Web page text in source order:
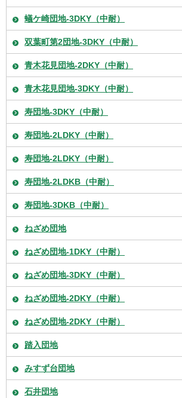
蟻ケ崎団地-3DKY（中耐）
双葉町第2団地-3DKY（中耐）
青木花見団地-2DKY（中耐）
青木花見団地-3DKY（中耐）
寿団地-3DKY（中耐）
寿団地-2LDKY（中耐）
寿団地-2LDKY（中耐）
寿団地-2LDKB（中耐）
寿団地-3DKB（中耐）
ねざめ団地
ねざめ団地-1DKY（中耐）
ねざめ団地-3DKY（中耐）
ねざめ団地-2DKY（中耐）
ねざめ団地-2DKY（中耐）
踏入団地
みすず台団地
石井団地